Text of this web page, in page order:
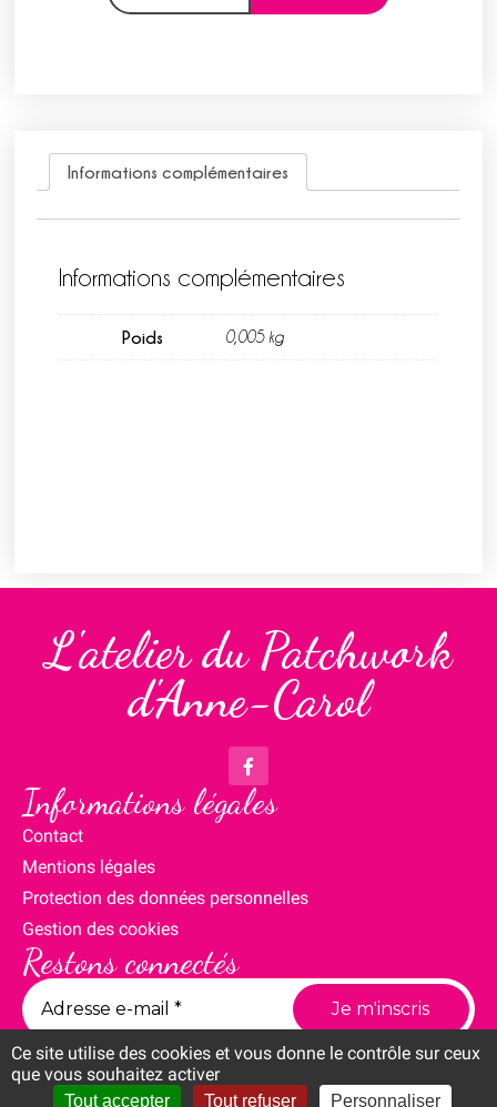
Informations complémentaires
Informations complémentaires
Poids 0,005 kg
L'atelier du Patchwork
d'Anne-Carol
Informations légales
Contact
Mentions légales
Protection des données personnelles
Gestion des cookies
Restons connectés
Ce site utilise des cookies et vous donne le contrôle sur ceux
que vous souhaitez activer
Tout accepter Tout refuser Personnaliser